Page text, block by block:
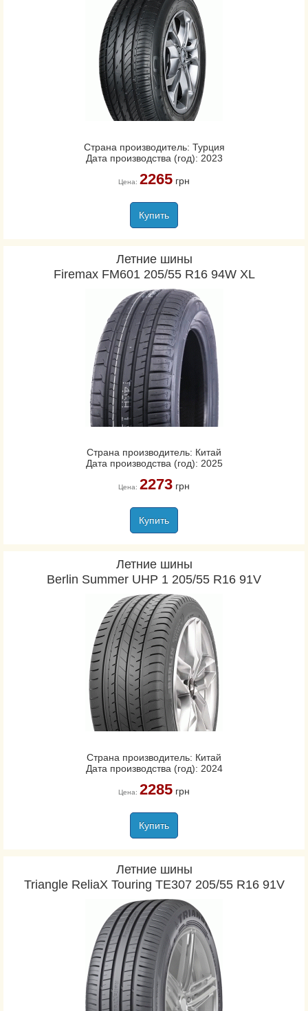
Страна производитель: Турция
Дата производства (год): 2023
Цена: 2265грн
Купить
Летние шины
Firemax FM601 205/55 R16 94W XL
Страна производитель: Китай
Дата производства (год): 2025
Цена: 2273грн
Купить
Летние шины
Berlin Summer UHP 1 205/55 R16 91V
Страна производитель: Китай
Дата производства (год): 2024
Цена: 2285грн
Купить
Летние шины
Triangle ReliaX Touring TE307 205/55 R16 91V